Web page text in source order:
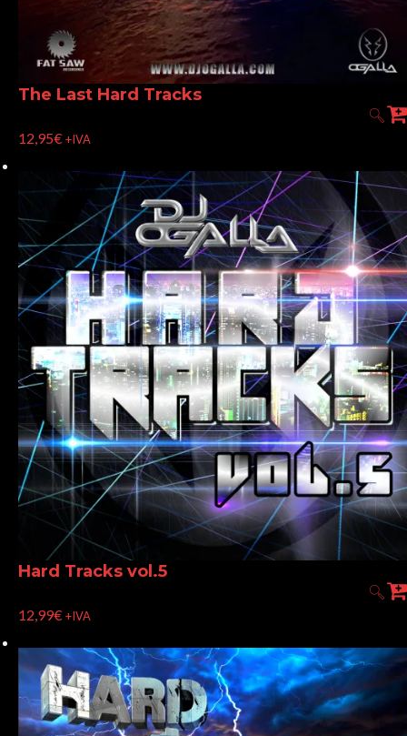
The Last Hard Tracks
12,95€+IVA
Hard Tracks vol.5
12,99€+IVA